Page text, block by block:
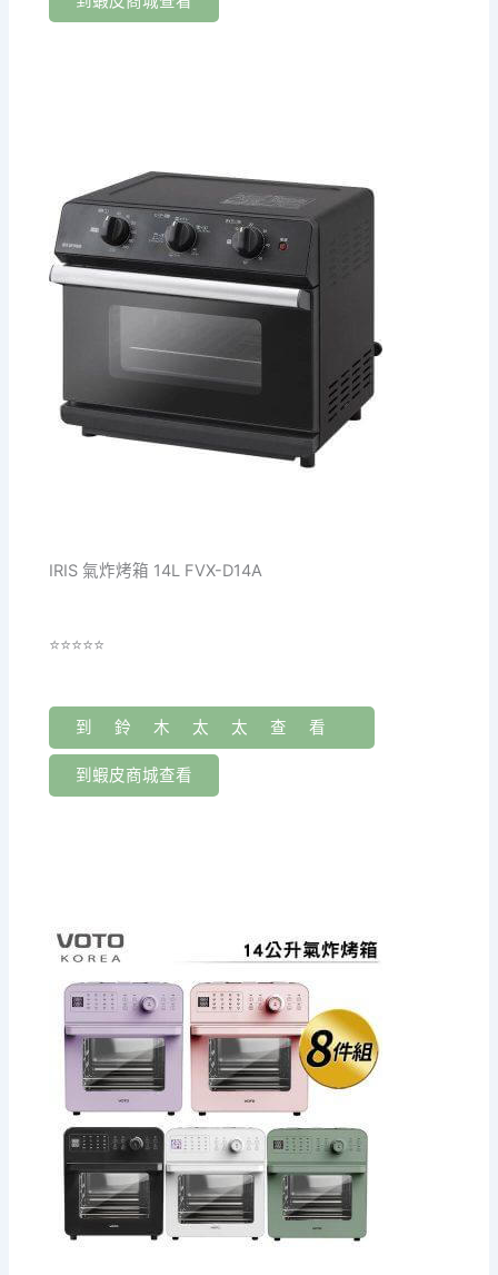
IRIS 氣炸烤箱 14L FVX-D14A
⭐⭐⭐⭐⭐
到鈴木太太查看
到蝦皮商城查看